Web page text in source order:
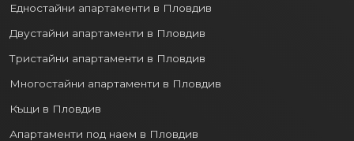
Едностайни апартаменти в Пловдив
Двустайни апартаменти в Пловдив
Тристайни апартаменти в Пловдив
Многостайни апартаменти в Пловдив
Къщи в Пловдив
Апартаменти под наем в Пловдив